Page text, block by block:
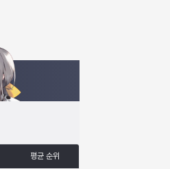
평균 순위